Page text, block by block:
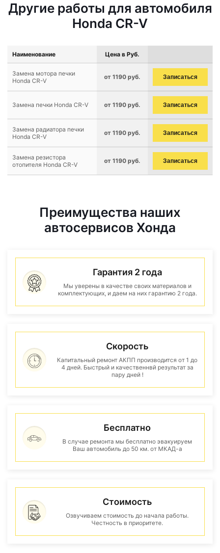
Другие работы для автомобиля
Honda CR-V
Наименование Цена в Руб.
Замена мотора печки
Honda CR-V
от 1190 руб. Записаться
Замена печки Honda CR-V от 1190 руб. Записаться
Замена радиатора печки
Honda CR-V
от 1190 руб. Записаться
Замена резистора
отопителя Honda CR-V
от 1190 руб. Записаться
Преимущества наших
автосервисов Хонда
Гарантия 2 года
Мы уверены в качестве своих материалов и
комплектующих, и даем на них гарантию 2 года.
Скорость
Капитальный ремонт АКПП производится от 1 до
4 дней. Быстрый и качественнвй результат за
пару дней !
Бесплатно
В случае ремонта мы бесплатно эвакуируем
Ваш автомобиль до 50 км. от МКАД-а
Стоимость
Озвучиваем стоимость до начала работы.
Честность в приоритете.